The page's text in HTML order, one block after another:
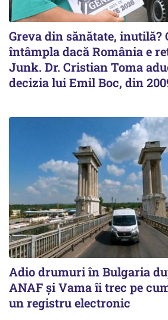
Greva din sănătate, inutilă?
întâmpla dacă România e
Junk. Dr. Cristian Toma
decizia lui Emil Boc, din
Adio drumuri în Bulgaria
ANAF și Vama îi trec pe
un registru electronic